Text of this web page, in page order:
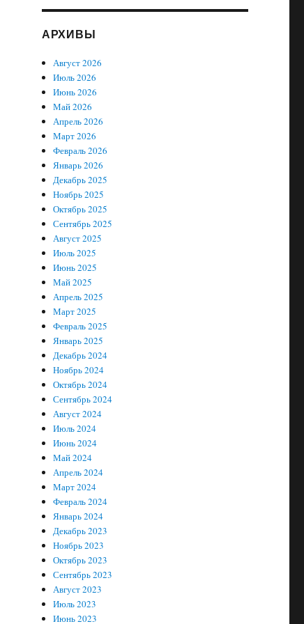
АРХИВЫ
Август 2026
Июль 2026
Июнь 2026
Май 2026
Апрель 2026
Март 2026
Февраль 2026
Январь 2026
Декабрь 2025
Ноябрь 2025
Октябрь 2025
Сентябрь 2025
Август 2025
Июль 2025
Июнь 2025
Май 2025
Апрель 2025
Март 2025
Февраль 2025
Январь 2025
Декабрь 2024
Ноябрь 2024
Октябрь 2024
Сентябрь 2024
Август 2024
Июль 2024
Июнь 2024
Май 2024
Апрель 2024
Март 2024
Февраль 2024
Январь 2024
Декабрь 2023
Ноябрь 2023
Октябрь 2023
Сентябрь 2023
Август 2023
Июль 2023
Июнь 2023